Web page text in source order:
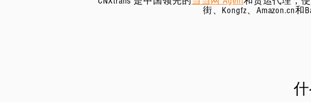
街、Kongfz、Amazon.cn